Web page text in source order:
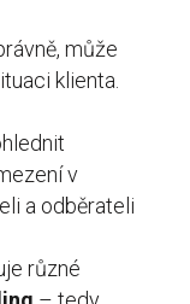
může
klienta.
v
a odběrateli
různé